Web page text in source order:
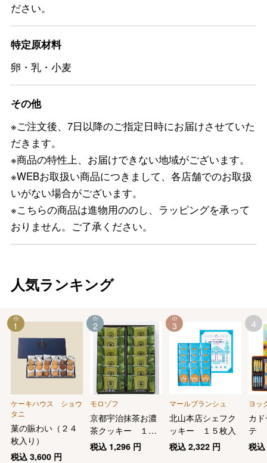
ださい。
特定原材料
卵・乳・小麦
その他
※ご注文後、7日以降のご指定日時にお届けさせていた
だきます。
※商品の特性上、お届けできない地域がございます。
※WEBお取扱い商品につきまして、各店舗でのお取扱
いがない場合がございます。
※こちらの商品は進物用ののし、ラッピングを承って
おりません。ご了承ください。
人気ランキング
ケーキハウス ショウ
タニ
菓の賑わい（２４
枚入り）
税込 3,600円
1
モロゾフ
京都宇治抹茶お濃
茶クッキー １２
個
税込 1,296 円
2
マールブランシュ
北山本店シェフク
ッキー １５枚入
税込2,322 円
3
ヨッ
カ
テ
税
4